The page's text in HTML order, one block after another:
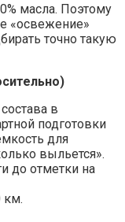
масла. Поэтому
«освежение»
точно такую
в
подготовки
для
выльется».
до отметки на
км.